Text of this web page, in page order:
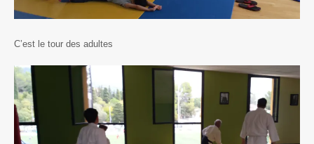
C’est le tour des adultes